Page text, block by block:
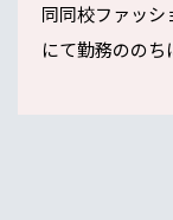
同同校ファッシ
にて勤務ののち